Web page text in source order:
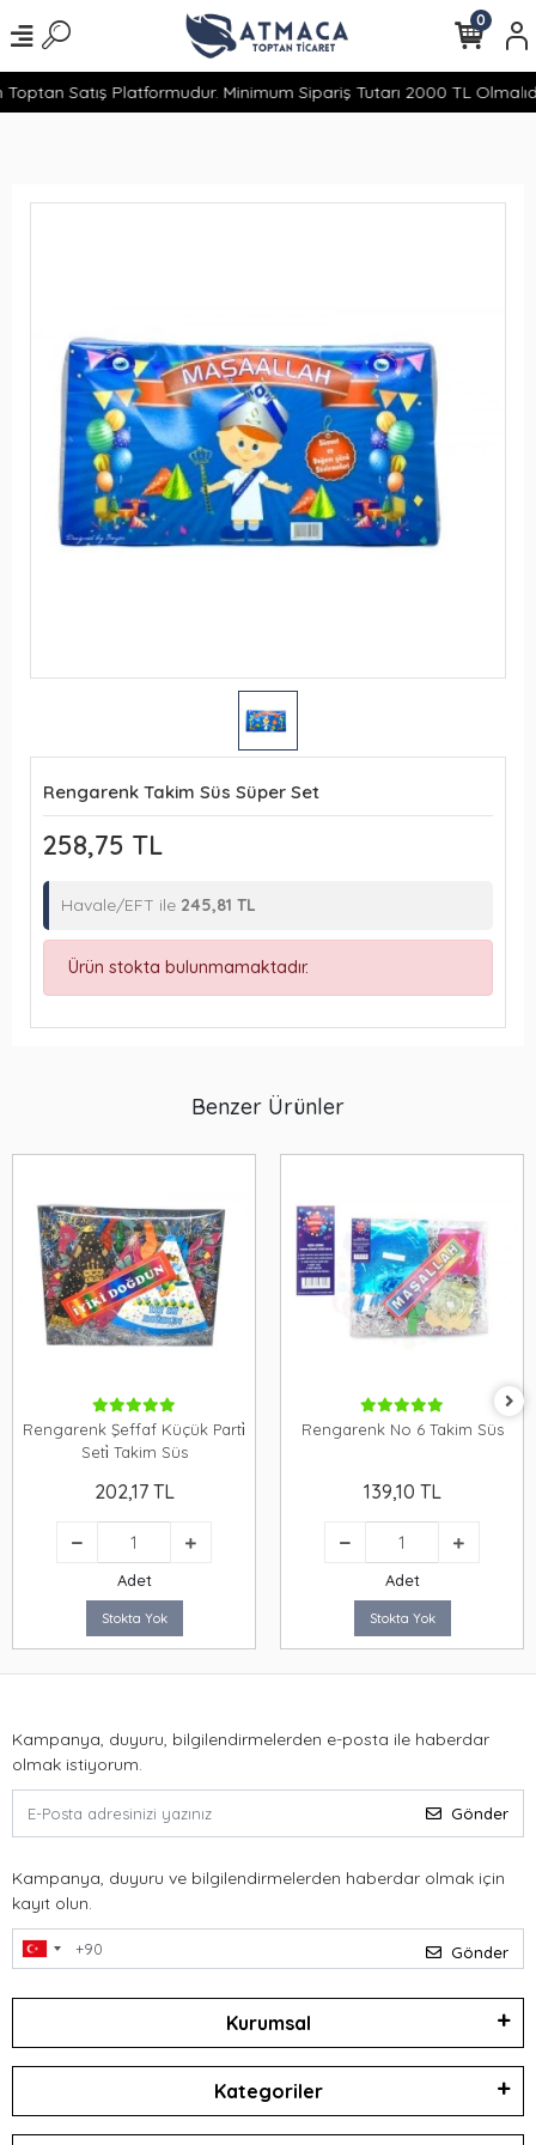
Satış Platformudur. Minimum Sipariş Tutarı 2000 TL
0
Rengarenk Takim Süs Süper Set
258,75 TL
Havale/EFT ile 245,81 TL
Ürün stokta bulunmamaktadır.
Benzer Ürünler
Rengarenk Şeffaf Küçük Parti̇
Seti̇ Takim Süs
202,17 TL
Adet
Stokta Yok
Rengarenk No 6 Takim Süs
139,10 TL
Adet
Stokta Yok
Kampanya, duyuru, bilgilendirmelerden e-posta ile haberdar
olmak istiyorum.
Gönder
Kampanya, duyuru ve bilgilendirmelerden haberdar olmak için
kayıt olun.
Gönder
Kurumsal
Kategoriler